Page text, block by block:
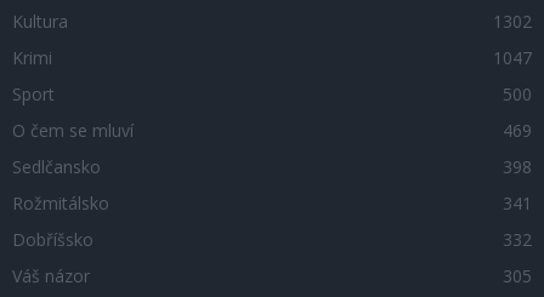
Kultura
1302
Krimi
1047
Sport
500
O čem se mluví
469
Sedlčansko
398
Rožmitálsko
341
Dobříšsko
332
Váš názor
305